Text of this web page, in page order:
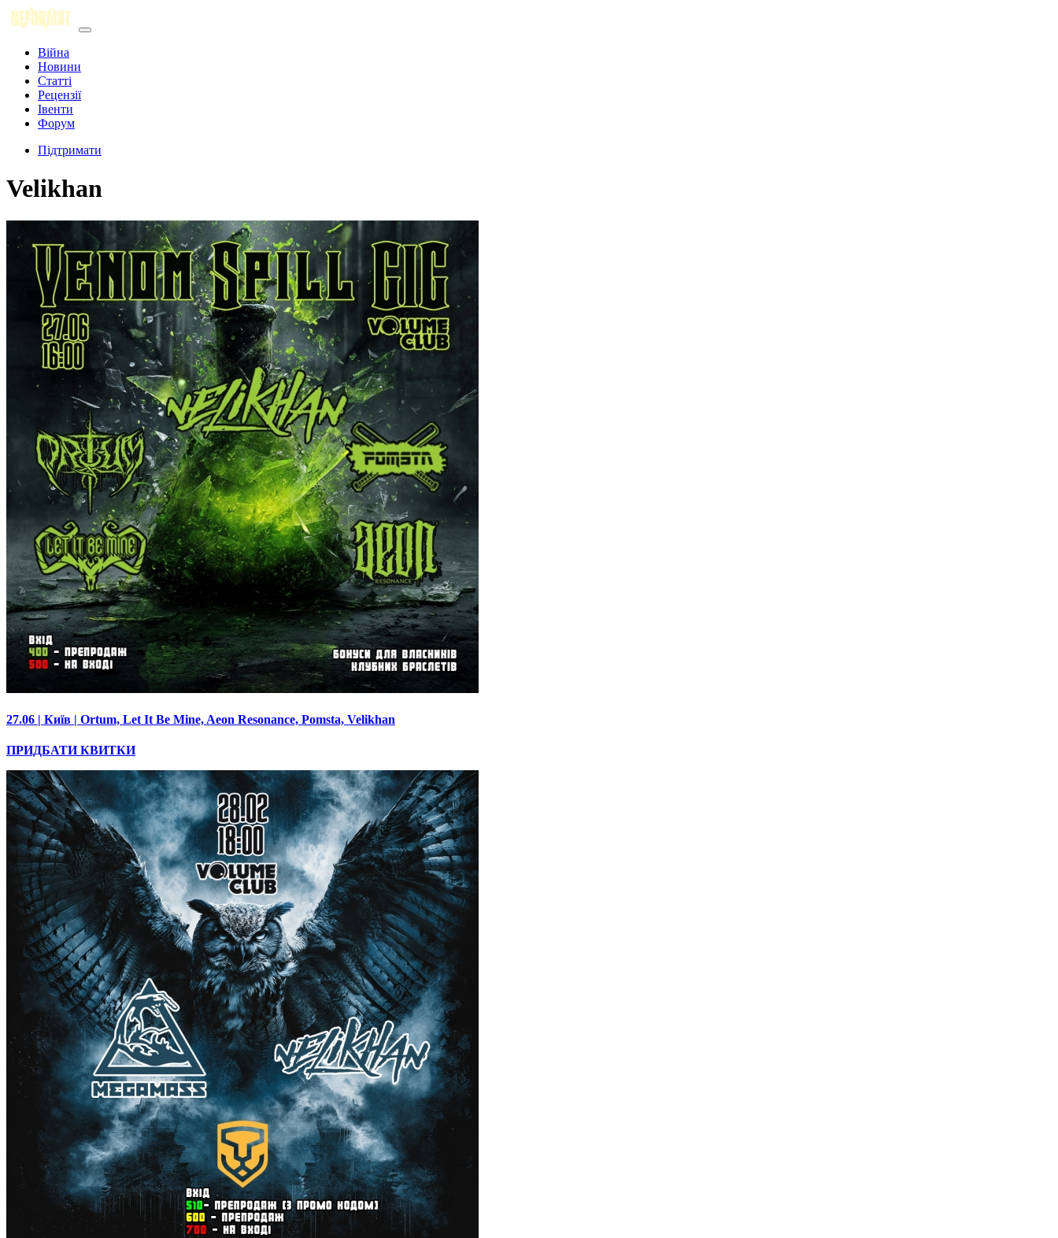
Війна
Новини
Статті
Рецензії
Івенти
Форум
Підтримати
Velikhan
27.06 | Київ | Ortum, Let It Be Mine, Aeon Resonance, Pomsta, Velikhan
ПРИДБАТИ КВИТКИ